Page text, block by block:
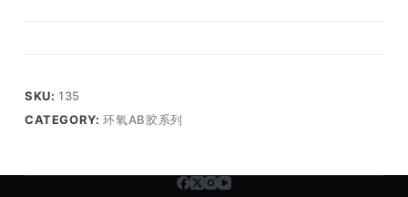
SKU:135
CATEGORY:环氧AB胶系列